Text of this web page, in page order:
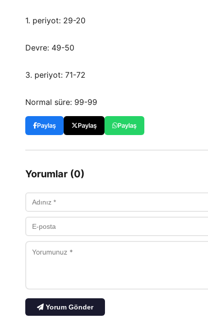
1. periyot: 29-20
Devre: 49-50
3. periyot: 71-72
Normal süre: 99-99
Paylaş Paylaş Paylaş
Yorumlar (0)
Yorum Gönder